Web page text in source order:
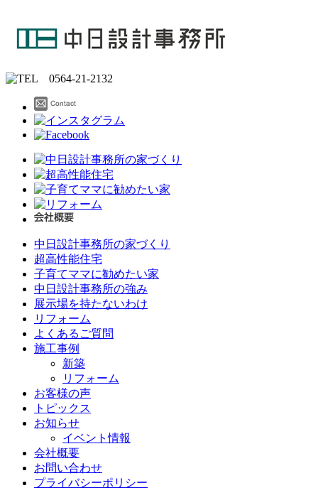
中日設計事務所の家づくり
超高性能住宅
子育てママに勧めたい家
中日設計事務所の強み
展示場を持たないわけ
リフォーム
よくあるご質問
施工事例
新築
リフォーム
お客様の声
トピックス
お知らせ
イベント情報
会社概要
お問い合わせ
プライバシーポリシー